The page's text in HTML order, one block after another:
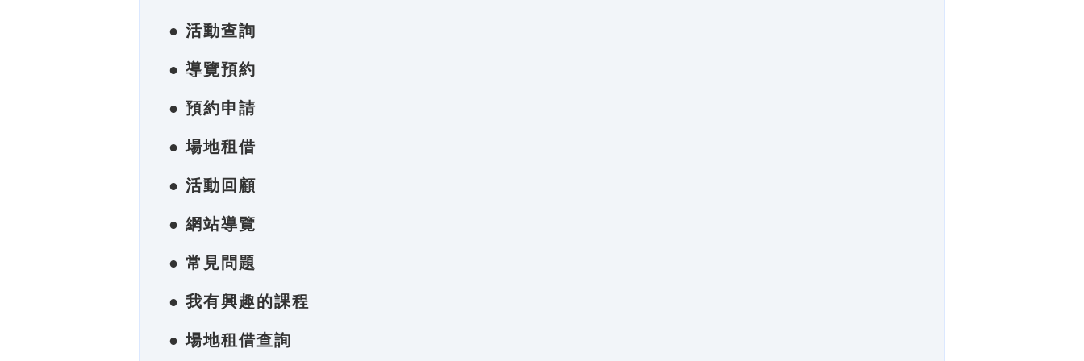
● 活動查詢
● 導覽預約
● 預約申請
● 場地租借
● 活動回顧
● 網站導覽
● 常見問題
● 我有興趣的課程
● 場地租借查詢